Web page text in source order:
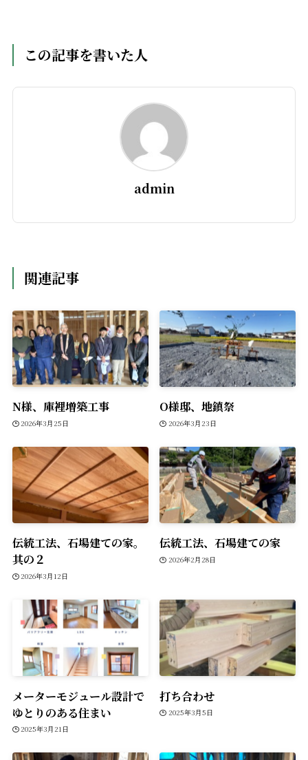
この記事を書いた人
admin
関連記事
N様、庫裡増築工事
2026年3月25日
O様邸、地鎮祭
2026年3月23日
伝統工法、石場建ての家。
其の２
2026年3月12日
伝統工法、石場建ての家
2026年2月28日
メーターモジュール設計で
ゆとりのある住まい
2025年3月21日
打ち合わせ
2025年3月5日